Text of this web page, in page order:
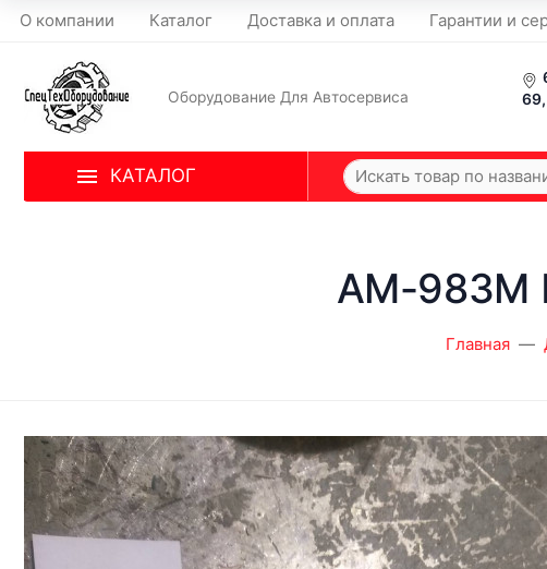
О компании Каталог Доставка и оплата Гарантии и
Оборудование Для Автосервиса
69,
КАТАЛОГ
AM-983M
Главная